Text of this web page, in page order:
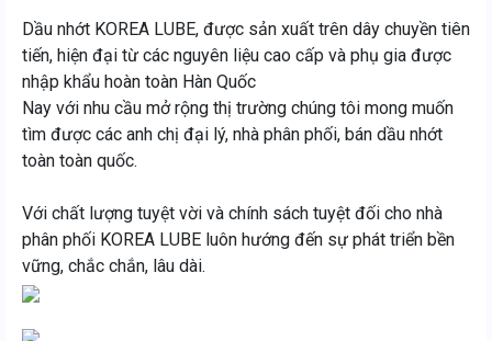
Dầu nhớt KOREA LUBE, được sản xuất trên dây chuyền tiên
tiến, hiện đại từ các nguyên liệu cao cấp và phụ gia được
nhập khẩu hoàn toàn Hàn Quốc
Nay với nhu cầu mở rộng thị trường chúng tôi mong muốn
tìm được các anh chị đại lý, nhà phân phối, bán dầu nhớt
toàn toàn quốc.
Với chất lượng tuyệt vời và chính sách tuyệt đối cho nhà
phân phối KOREA LUBE luôn hướng đến sự phát triển bền
vững, chắc chắn, lâu dài.